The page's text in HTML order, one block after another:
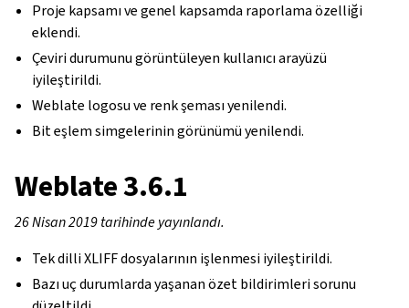
Proje kapsamı ve genel kapsamda raporlama özelliği
eklendi.
Çeviri durumunu görüntüleyen kullanıcı arayüzü
iyileştirildi.
Weblate logosu ve renk şeması yenilendi.
Bit eşlem simgelerinin görünümü yenilendi.
Weblate 3.6.1
26 Nisan 2019 tarihinde yayınlandı.
Tek dilli XLIFF dosyalarının işlenmesi iyileştirildi.
Bazı uç durumlarda yaşanan özet bildirimleri sorunu